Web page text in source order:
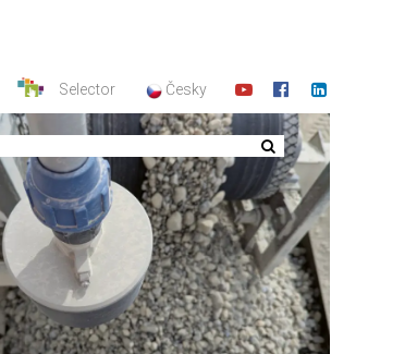
Česky
Selector